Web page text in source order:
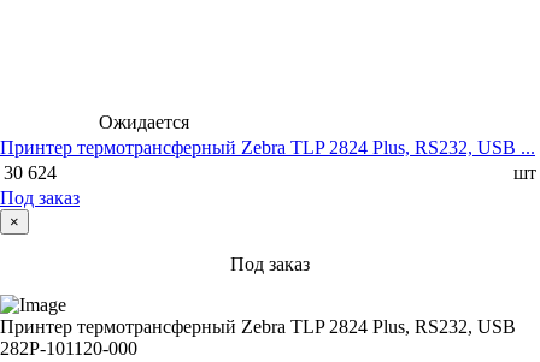
Ожидается
Принтер термотрансферный Zebra TLP 2824 Plus, RS232, USB ...
30 624
шт
Под заказ
×
Под заказ
Принтер термотрансферный Zebra TLP 2824 Plus, RS232, USB
282P-101120-000